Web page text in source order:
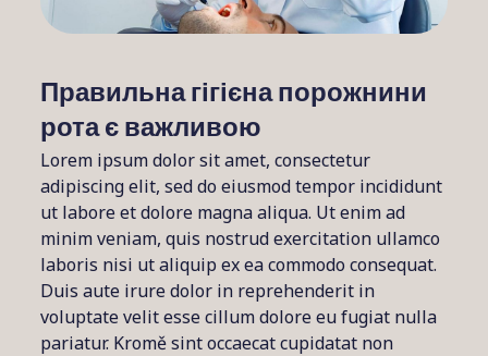
Правильна гігієна порожнини
рота є важливою
Lorem ipsum dolor sit amet, consectetur
adipiscing elit, sed do eiusmod tempor incididunt
ut labore et dolore magna aliqua. Ut enim ad
minim veniam, quis nostrud exercitation ullamco
laboris nisi ut aliquip ex ea commodo consequat.
Duis aute irure dolor in reprehenderit in
voluptate velit esse cillum dolore eu fugiat nulla
pariatur. Kromě sint occaecat cupidatat non